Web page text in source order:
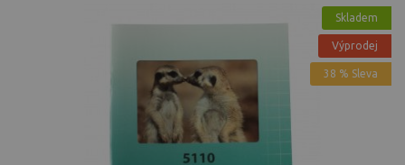
Skladem
Výprodej
38 % Sleva